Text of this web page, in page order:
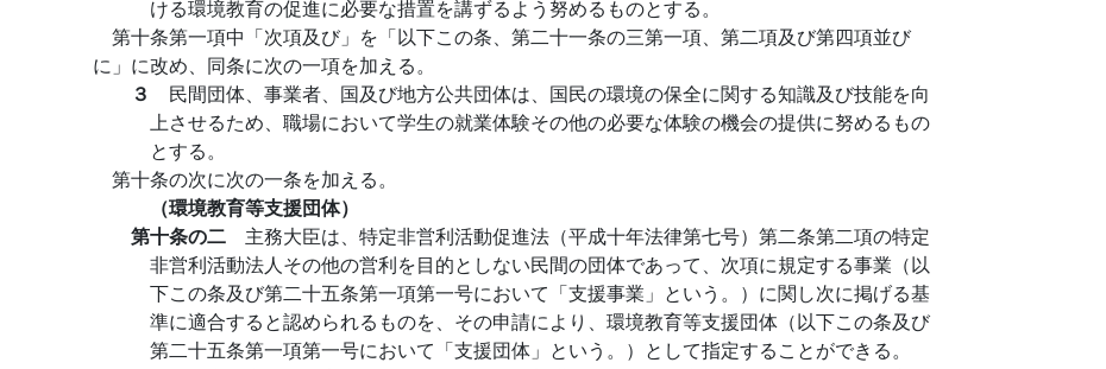
ける環境教育の促進に必要な措置を講ずるよう努めるものとする。
第十条第一項中「次項及び」を「以下この条、第二十一条の三第一項、第二項及び第四項並び
に」に改め、同条に次の一項を加える。
３ 民間団体、事業者、国及び地方公共団体は、国民の環境の保全に関する知識及び技能を向
上させるため、職場において学生の就業体験その他の必要な体験の機会の提供に努めるもの
とする。
第十条の次に次の一条を加える。
（環境教育等支援団体）
第十条の二 主務大臣は、特定非営利活動促進法（平成十年法律第七号）第二条第二項の特定
非営利活動法人その他の営利を目的としない民間の団体であって、次項に規定する事業（以
下この条及び第二十五条第一項第一号において「支援事業」という。）に関し次に掲げる基
準に適合すると認められるものを、その申請により、環境教育等支援団体（以下この条及び
第二十五条第一項第一号において「支援団体」という。）として指定することができる。